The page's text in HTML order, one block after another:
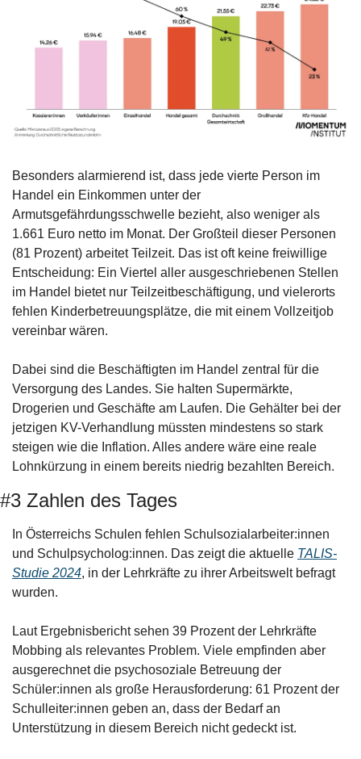
Besonders alarmierend ist, dass jede vierte Person im
Handel ein Einkommen unter der
Armutsgefährdungsschwelle bezieht, also weniger als
1.661 Euro netto im Monat. Der Großteil dieser Personen
(81 Prozent) arbeitet Teilzeit. Das ist oft keine freiwillige
Entscheidung: Ein Viertel aller ausgeschriebenen Stellen
im Handel bietet nur Teilzeitbeschäftigung, und vielerorts
fehlen Kinderbetreuungsplätze, die mit einem Vollzeitjob
vereinbar wären.
Dabei sind die Beschäftigten im Handel zentral für die
Versorgung des Landes. Sie halten Supermärkte,
Drogerien und Geschäfte am Laufen. Die Gehälter bei der
jetzigen KV-Verhandlung müssten mindestens so stark
steigen wie die Inflation. Alles andere wäre eine reale
Lohnkürzung in einem bereits niedrig bezahlten Bereich.
#3 Zahlen des Tages
In Österreichs Schulen fehlen Schulsozialarbeiter:innen
und Schulpsycholog:innen. Das zeigt die aktuelle TALIS-
Studie 2024, in der Lehrkräfte zu ihrer Arbeitswelt befragt
wurden.
Laut Ergebnisbericht sehen 39 Prozent der Lehrkräfte
Mobbing als relevantes Problem. Viele empfinden aber
ausgerechnet die psychosoziale Betreuung der
Schüler:innen als große Herausforderung: 61 Prozent der
Schulleiter:innen geben an, dass der Bedarf an
Unterstützung in diesem Bereich nicht gedeckt ist.